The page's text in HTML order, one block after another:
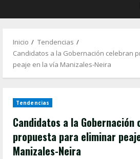
Inicio
Tendencias
Candidatos a la Gobernación celebran
peaje en la vía Manizales-Neira
Tendencias
Candidatos a la Gobernación
propuesta para eliminar
Manizales-Neira